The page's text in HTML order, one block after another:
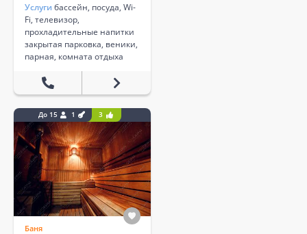
Услуги бассейн, посуда, Wi-
Fi, телевизор,
прохладительные напитки
закрытая парковка, веники,
парная, комната отдыха
До 15 1 3
Баня